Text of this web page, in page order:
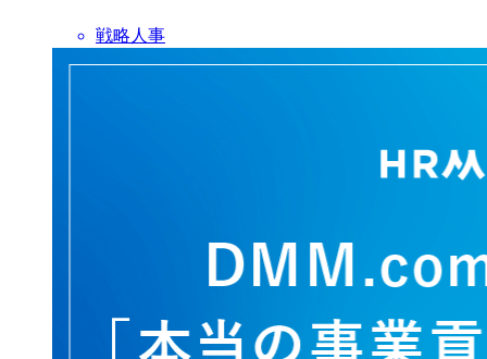
戦略人事